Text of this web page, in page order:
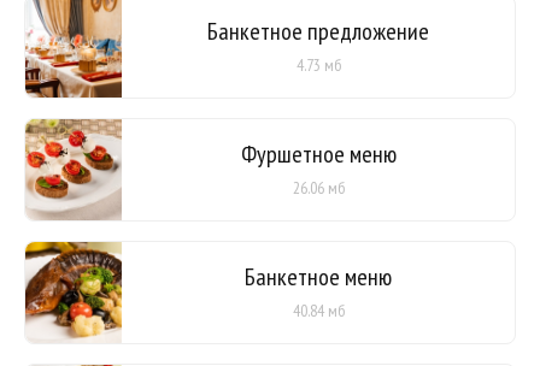
Банкетное предложение
4.73 мб
Фуршетное меню
26.06 мб
Банкетное меню
40.84 мб